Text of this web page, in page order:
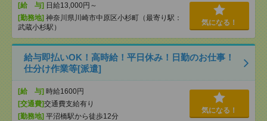
[給 与] 日給13,000円～
[勤務地] 神奈川県川崎市中原区小杉町（最寄り駅：
武蔵小杉駅）
気になる！
給与即払いOK！高時給！平日休み！日勤のお仕事！
仕分け作業等[派遣]
[給 与] 時給1600円
[交通費]交通費支給有り
[勤務地] 平沼橋駅から徒歩12分
気になる！